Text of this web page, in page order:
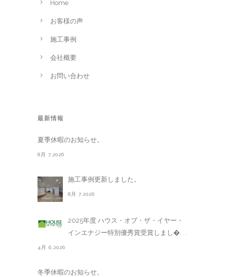
Home
お客様の声
施工事例
会社概要
お問い合わせ
最新情報
夏季休暇のお知らせ。
8月 7,2026
施工事例更新しました。
8月 7,2026
2025年度 ハウス・オブ・ザ・イヤー・
インエナジー特別優秀賞受賞しまし�. . .
4月 6,2026
冬季休暇のお知らせ。